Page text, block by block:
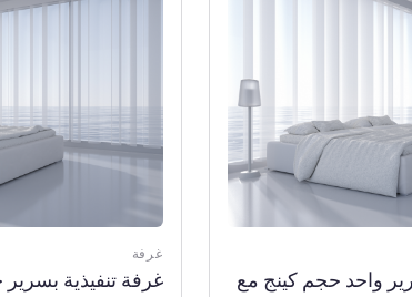
واحد حجم كينج مع
غرفة
غرفة تنفيذية